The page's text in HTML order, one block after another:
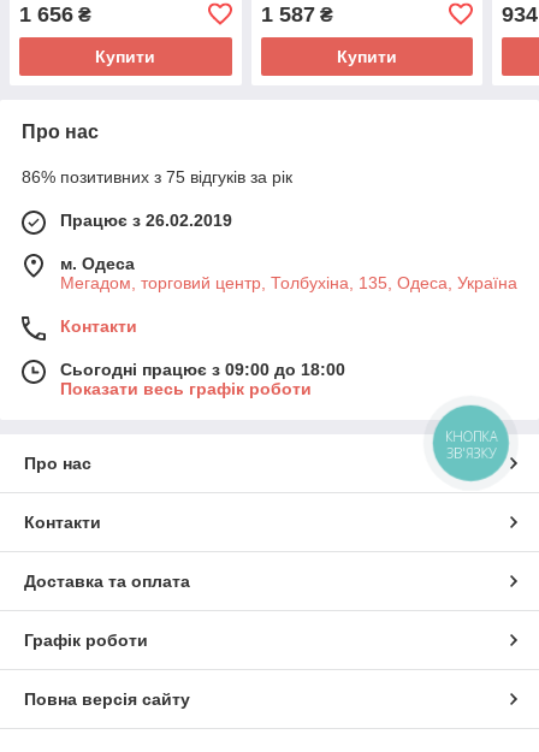
1 656 ₴
Купити
1 587₴
Купити
934
Про нас
86% позитивних з 75 відгуків за рік
Працює з 26.02.2019
м. Одеса
Мегадом, торговий центр, Толбухіна, 135, Одеса, Україна
Контакти
Сьогодні працює з 09:00 до 18:00
Показати весь графік роботи
Про нас
Контакти
Доставка та оплата
Графік роботи
Повна версія сайту
КНОПКА
ЗВ'ЯЗКУ